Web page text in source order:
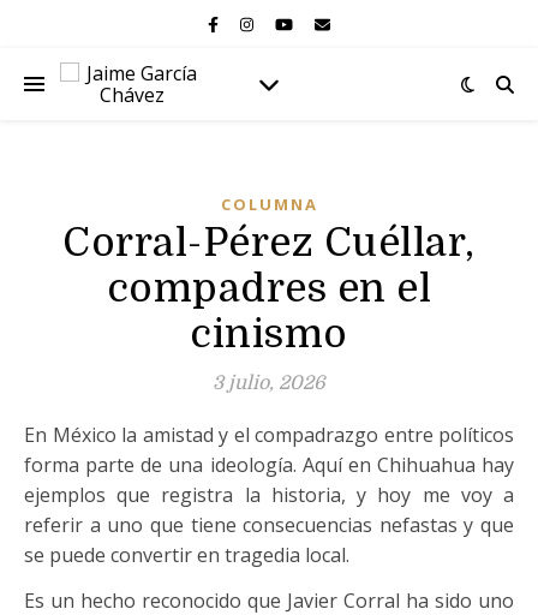
COLUMNA
Corral-Pérez Cuéllar,
compadres en el
cinismo
3 julio, 2026
En México la amistad y el compadrazgo entre políticos
forma parte de una ideología. Aquí en Chihuahua hay
ejemplos que registra la historia, y hoy me voy a
referir a uno que tiene consecuencias nefastas y que
se puede convertir en tragedia local.
Es un hecho reconocido que Javier Corral ha sido uno